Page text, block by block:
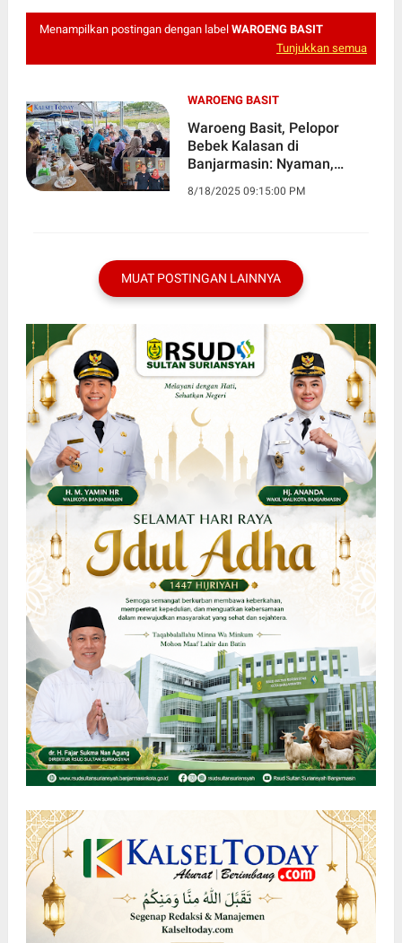
Menampilkan postingan dengan label WAROENG BASIT
Tunjukkan semua
WAROENG BASIT
Waroeng Basit, Pelopor
Bebek Kalasan di
Banjarmasin: Nyaman,
Ketagihan
8/18/2025 09:15:00 PM
MUAT POSTINGAN LAINNYA